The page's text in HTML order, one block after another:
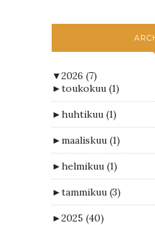
▼2026 (7)
►toukokuu (1)
►huhtikuu (1)
►maaliskuu (1)
►helmikuu (1)
►tammikuu (3)
►2025 (40)